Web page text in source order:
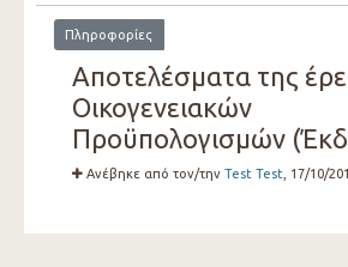
Πληροφορίες
Αποτελέσματα της
Οικογενειακών
Προϋπολογισμών
Ανέβηκε από τον/την Test Test , 17/10/